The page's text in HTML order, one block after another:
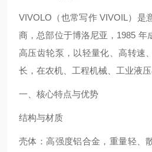
VIVOLO（也常写作 VIVOIL）是
商，总部位于博洛尼亚，1985 年
高压齿轮泵，以轻量化、高转速
长，在农机、工程机械、工业液压
一、核心特点与优势
结构与材质
壳体：高强度铝合金，重量轻、